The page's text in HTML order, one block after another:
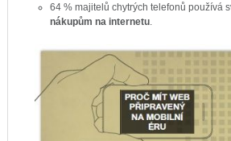
64 % majitelů chytrých telefonů používá
nákupům na internetu.